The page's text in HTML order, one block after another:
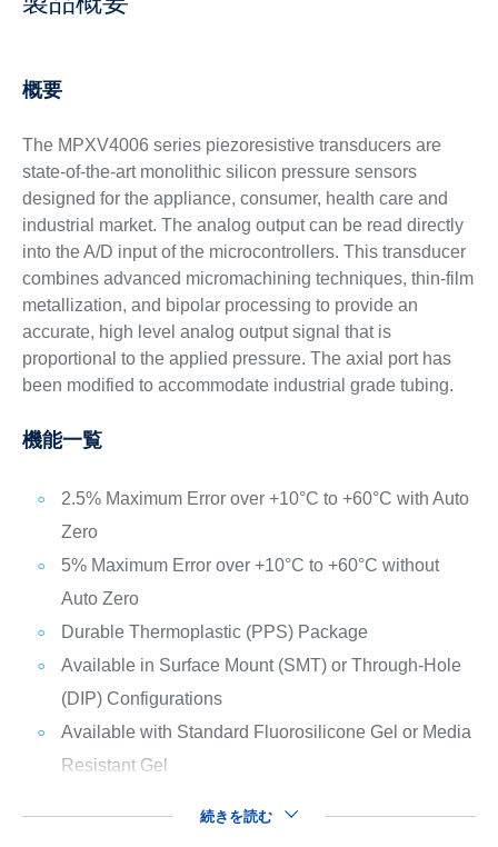
概要
The MPXV4006 series piezoresistive transducers are
state-of-the-art monolithic silicon pressure sensors
designed for the appliance, consumer, health care and
industrial market. The analog output can be read directly
into the A/D input of the microcontrollers. This transducer
combines advanced micromachining techniques, thin-film
metallization, and bipolar processing to provide an
accurate, high level analog output signal that is
proportional to the applied pressure. The axial port has
been modified to accommodate industrial grade tubing.
機能一覧
2.5% Maximum Error over +10°C to +60°C with Auto
Zero
5% Maximum Error over +10°C to +60°C without
Auto Zero
Durable Thermoplastic (PPS) Package
Available in Surface Mount (SMT) or Through-Hole
(DIP) Configurations
Available with Standard Fluorosilicone Gel or Media
Resistant Gel
続きを読む